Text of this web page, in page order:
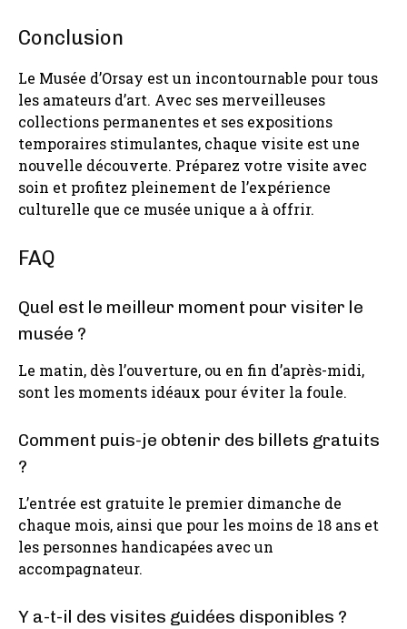
Conclusion
Le Musée d’Orsay est un incontournable pour tous
les amateurs d’art. Avec ses merveilleuses
collections permanentes et ses expositions
temporaires stimulantes, chaque visite est une
nouvelle découverte. Préparez votre visite avec
soin et profitez pleinement de l’expérience
culturelle que ce musée unique a à offrir.
FAQ
Quel est le meilleur moment pour visiter le
musée ?
Le matin, dès l’ouverture, ou en fin d’après-midi,
sont les moments idéaux pour éviter la foule.
Comment puis-je obtenir des billets gratuits
?
L’entrée est gratuite le premier dimanche de
chaque mois, ainsi que pour les moins de 18 ans et
les personnes handicapées avec un
accompagnateur.
Y a-t-il des visites guidées disponibles ?